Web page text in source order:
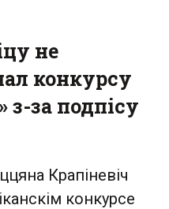
не
конкурсу
з-за подпісу
Крапіневіч
конкурсе